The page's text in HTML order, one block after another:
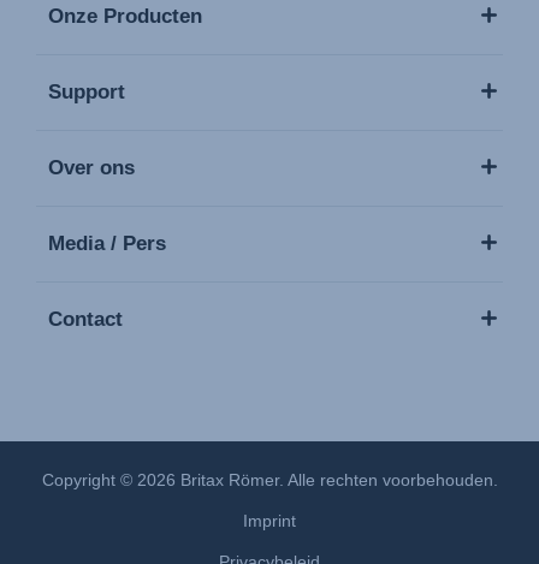
Onze Producten
Support
Over ons
Media / Pers
Contact
Copyright © 2026 Britax Römer. Alle rechten voorbehouden.
Imprint